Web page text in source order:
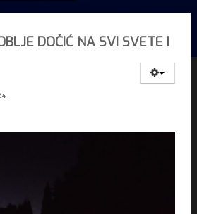
DOČIĆ NA SVI SVETE I